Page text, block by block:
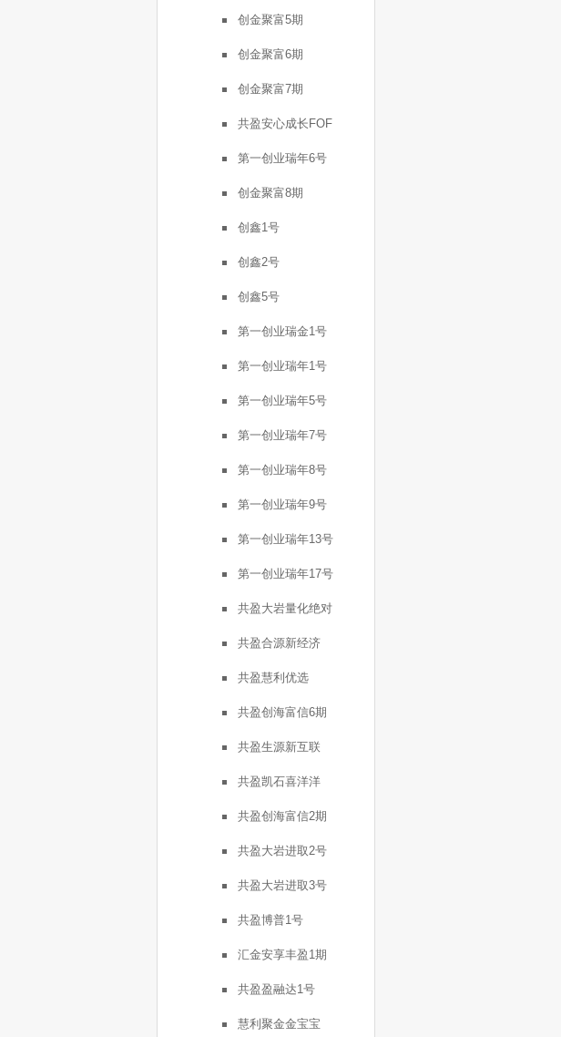
创金聚富5期
创金聚富6期
创金聚富7期
共盈安心成长FOF
第一创业瑞年6号
创金聚富8期
创鑫1号
创鑫2号
创鑫5号
第一创业瑞金1号
第一创业瑞年1号
第一创业瑞年5号
第一创业瑞年7号
第一创业瑞年8号
第一创业瑞年9号
第一创业瑞年13号
第一创业瑞年17号
共盈大岩量化绝对
共盈合源新经济
共盈慧利优选
共盈创海富信6期
共盈生源新互联
共盈凯石喜洋洋
共盈创海富信2期
共盈大岩进取2号
共盈大岩进取3号
共盈博普1号
汇金安享丰盈1期
共盈盈融达1号
慧利聚金金宝宝